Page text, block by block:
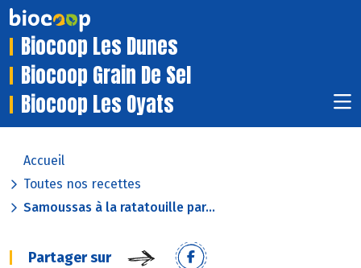
Biocoop Les Dunes
Biocoop Grain De Sel
Biocoop Les Oyats
Accueil
Toutes nos recettes
Samoussas à la ratatouille par...
Partager sur